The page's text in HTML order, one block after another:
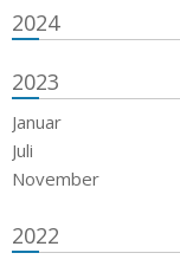
2024
2023
Januar
Juli
November
2022